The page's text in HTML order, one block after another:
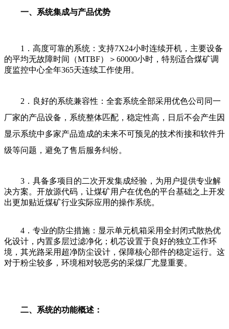
一、系统集成与产品优势
1．高度可靠的系统：支持7X24小时连续开机，主要设备
的平均无故障时间（MTBF）＞60000小时，特别适合煤矿调
度监控中心全年365天连续工作使用。
2．良好的系统兼容性：全套系统全部采用优色公司同一
厂家的产品设备，系统整体匹配，稳定性高，日后不会产生因
显示系统中多家产品造成的未来不可预见的技术衔接和软件升
级等问题，避免了售后服务纠纷。
3．具备多项目的二次开发集成经验，为用户提供专业解
决方案。开放源代码，让煤矿用户在优色的平台基础之上开发
出更加贴近煤矿行业实际应用的操作系统。
4．专业的防尘措施：显示单元机箱采用全封闭式散热优
化设计，内置多层过滤净化；机芯设置于良好的独立工作环
境，其光路采用超净防尘设计，保障核心部件的稳定运行。这
对于粉尘较多，环境相对较恶劣的采煤厂尤显重要。
二、系统的功能概述：